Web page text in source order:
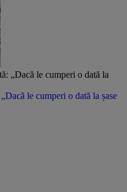
le cumperi o dată la șase